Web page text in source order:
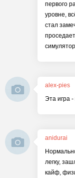
первого
уровне,
стал
alex-pies
Эта игра
anidurai
легку,
кайф,